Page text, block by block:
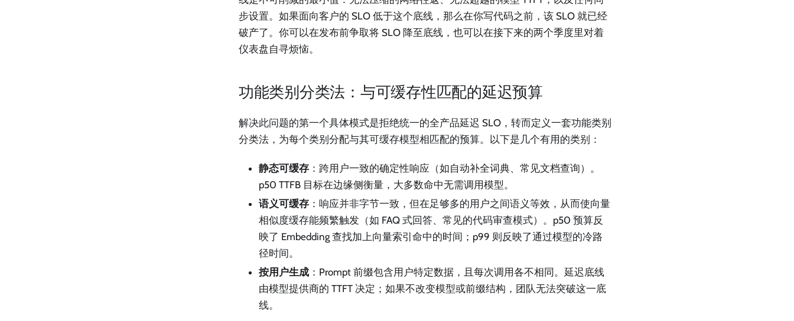
步设置。如果面向客户的 SLO 低于这个底线，那么在你写代码之前，该 SLO 就已经
破产了。你可以在发布前争取将 SLO 降至底线，也可以在接下来的两个季度里对着
仪表盘自寻烦恼。
功能类别分类法：与可缓存性匹配的延迟预算
解决此问题的第一个具体模式是拒绝统一的全产品延迟 SLO，转而定义一套功能类别
分类法，为每个类别分配与其可缓存模型相匹配的预算。以下是几个有用的类别：
静态可缓存 ：跨用户一致的确定性响应（如自动补全词典、常见文档查询）。
p50 TTFB 目标在边缘侧衡量，大多数命中无需调用模型。
语义可缓存 ：响应并非字节一致，但在足够多的用户之间语义等效，从而使向量
相似度缓存能频繁触发（如 FAQ 式回答、常见的代码审查模式）。p50 预算反
映了 Embedding 查找加上向量索引命中的时间；p99 则反映了通过模型的冷路
径时间。
按用户生成 ：Prompt 前缀包含用户特定数据，且每次调用各不相同。延迟底线
由模型提供商的 TTFT 决定；如果不改变模型或前缀结构，团队无法突破这一底
线。